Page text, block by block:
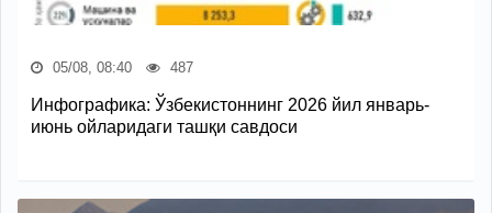
05/08, 08:40 487
Инфографика: Ўзбекистоннинг 2026 йил январь-
июнь ойларидаги ташқи савдоси